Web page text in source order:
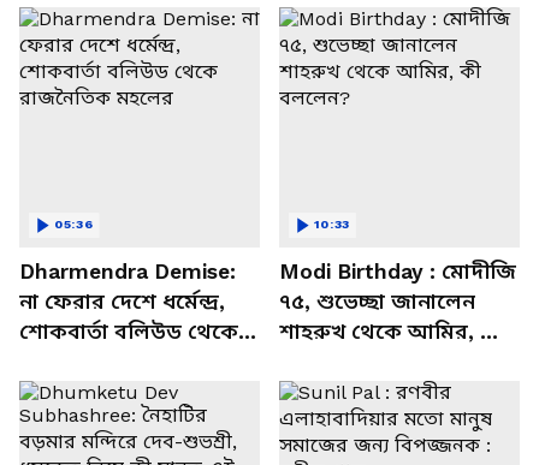
Dharmendra Demise:
না ফেরার দেশে ধর্মেন্দ্র,
শোকবার্তা বলিউড থেকে
05:36
Modi Birthday : মোদীজি
৭৫, শুভেচ্ছা জানালেন
শাহরুখ থেকে আমির, কী
10:33